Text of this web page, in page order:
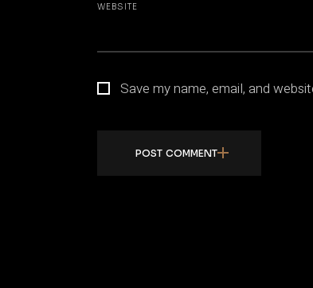
WEBSITE
Save my name, email, and
POST COMMENT